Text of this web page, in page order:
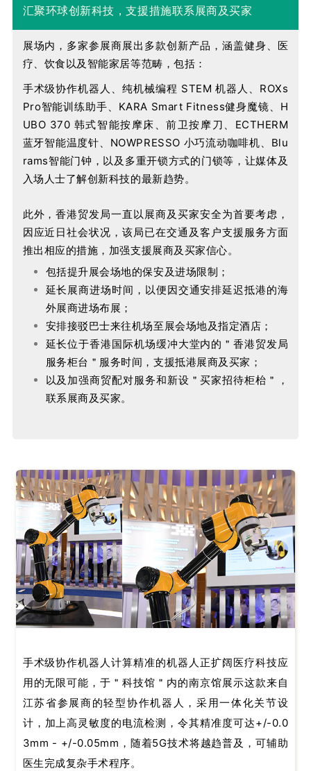
汇聚环球创新科技，支援措施联系展商及买家
展场内，多家参展商展出多款创新产品，涵盖健身、医
疗、饮食以及智能家居等范畴，包括：
手术级协作机器人、纯机械编程 STEM 机器人、ROXs
Pro智能训练助手、KARA Smart Fitness健身魔镜、H
UBO 370 韩式智能按摩床、前卫按摩刀、ECTHERM
蓝牙智能温度针、NOWPRESSO 小巧流动咖啡机、Blu
rams智能门钟，以及多重开锁方式的门锁等，让媒体及
入场人士了解创新科技的最新趋势。
此外，香港贸发局一直以展商及买家安全为首要考虑，
因应近日社会状况，该局已在交通及客户支援服务方面
推出相应的措施，加强支援展商及买家信心。
包括提升展会场地的保安及进场限制；
延长展商进场时间，以便因交通安排延迟抵港的海
外展商进场布展；
安排接驳巴士来往机场至展会场地及指定酒店；
延长位于香港国际机场缓冲大堂内的＂香港贸发局
服务柜台＂服务时间，支援抵港展商及买家；
以及加强商贸配对服务和新设＂买家招待柜枱＂，
联系展商及买家。
手术级协作机器人计算精准的机器人正扩阔医疗科技应
用的无限可能，于＂科技馆＂内的南京馆展示这款来自
江苏省参展商的轻型协作机器人，采用一体化关节设
计，加上高灵敏度的电流检测，令其精准度可达+/-0.0
3mm - +/-0.05mm，随着5G技术将越趋普及，可辅助
医生完成复杂手术程序。